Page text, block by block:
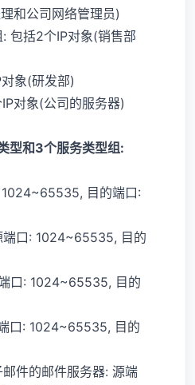
和公司网络管理员)
包括2个IP对象(销售部
象(研发部)
对象(公司的服务器)
型和3个服务类型组:
1024~65535, 目的端口:
口: 1024~65535, 目的
口: 1024~65535, 目的
口: 1024~65535, 目的
件的邮件服务器: 源端